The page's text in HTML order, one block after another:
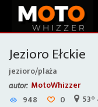
Jezioro Ełckie
jezioro/plaża
autor: MotoWhizzer
948
0 53°